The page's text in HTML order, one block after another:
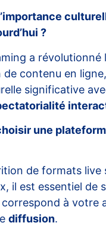
?
a révolutionné
contenu en
significative
une
de formats
il est essentiel de
à votre
diffusion.